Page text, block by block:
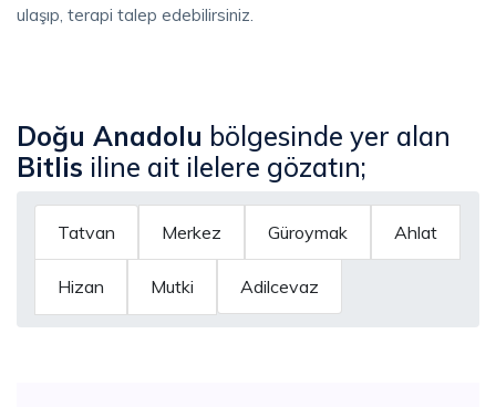
ulaşıp, terapi talep edebilirsiniz.
Doğu Anadolu bölgesinde yer alan
Bitlis iline ait ilelere gözatın;
Tatvan Merkez Güroymak Ahlat
Hizan Mutki Adilcevaz